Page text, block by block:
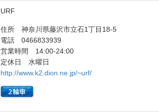
URF
住所 神奈川県藤沢市立石1丁目18-5
電話 0466833939
営業時間 14:00-24:00
定休日 水曜日
http://www.k2.dion.ne.jp/~urf/